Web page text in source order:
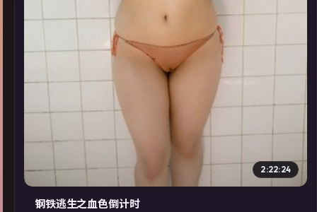
2:22:24
钢铁逃生之血色倒计时